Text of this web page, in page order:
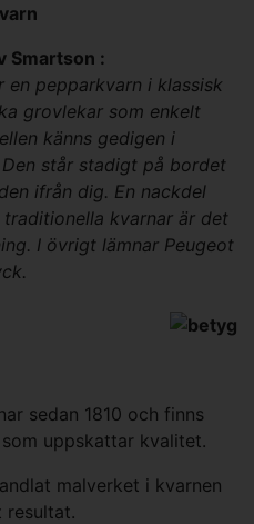
Smartson :
en pepparkvarn i klassisk
grovlekar som enkelt
känns gedigen i
står stadigt på bordet
ifrån dig. En nackdel
kvarnar är det
I övrigt lämnar Peugeot
sedan 1810 och finns
uppskattar kvalitet.
malverket i kvarnen
resultat.